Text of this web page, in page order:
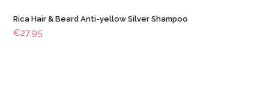
Rica Hair & Beard Anti-yellow Silver Shampoo
€27.95